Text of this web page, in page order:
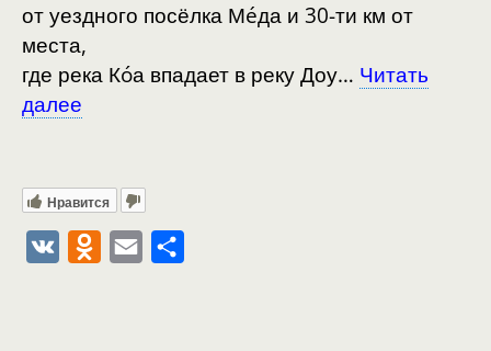
от уездного посёлка Мéда и 30-ти км от
места,
где река Кóа впадает в реку Доу… Читать
далее
Нравится